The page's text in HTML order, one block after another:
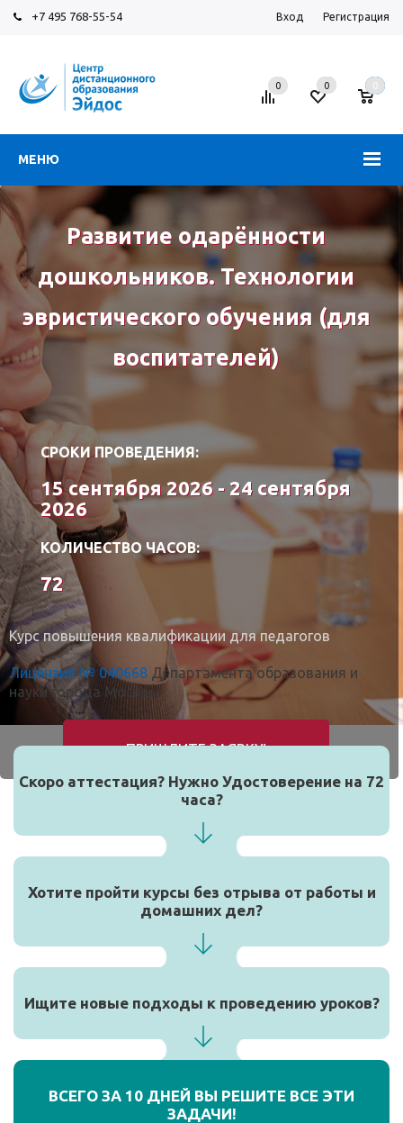
+7 495 768-55-54 Вход Регистрация
МЕНЮ
0 0 0
Развитие одарённости
дошкольников. Технологии
эвристического обучения (для
воспитателей)
СРОКИ ПРОВЕДЕНИЯ:
15 сентября 2026 - 24 сентября
2026
КОЛИЧЕСТВО ЧАСОВ:
72
Курс повышения квалификации для педагогов
Лицензия № 040668 Департамента образования и
науки города Москвы.
ПРИШЛИТЕ ЗАЯВКУ!
Скоро аттестация? Нужно Удостоверение на 72
часа?
Хотите пройти курсы без отрыва от работы и
домашних дел?
Ищите новые подходы к проведению уроков?
ВСЕГО ЗА 10 ДНЕЙ ВЫ РЕШИТЕ ВСЕ ЭТИ
ЗАДАЧИ!